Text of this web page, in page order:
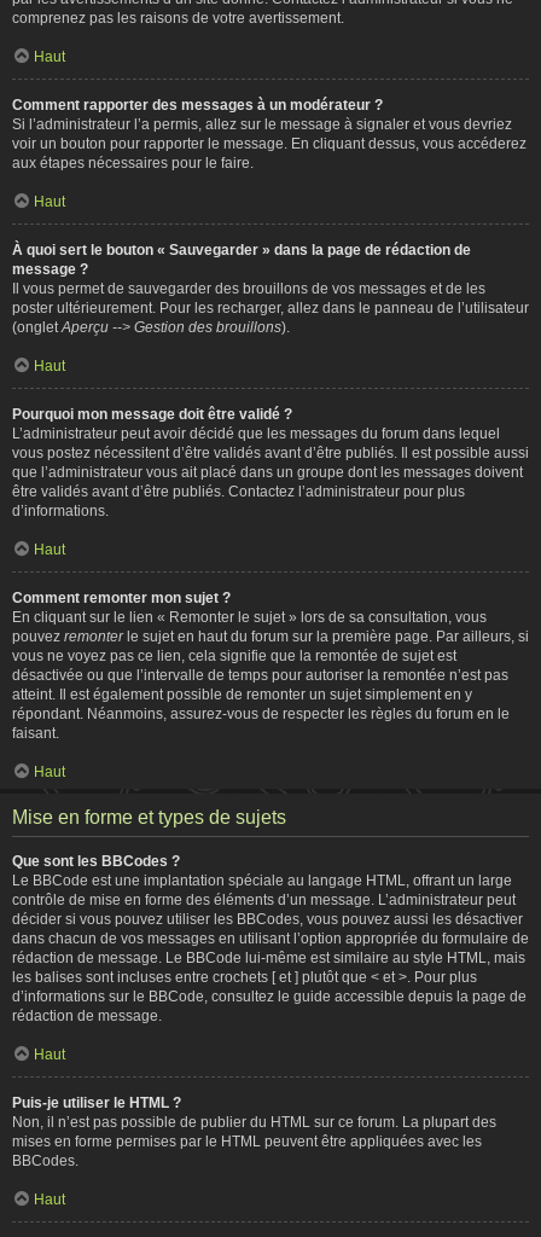
comprenez pas les raisons de votre avertissement.
Haut
Comment rapporter des messages à un modérateur ?
Si l’administrateur l’a permis, allez sur le message à signaler et vous devriez
voir un bouton pour rapporter le message. En cliquant dessus, vous accéderez
aux étapes nécessaires pour le faire.
Haut
À quoi sert le bouton « Sauvegarder » dans la page de rédaction de
message ?
Il vous permet de sauvegarder des brouillons de vos messages et de les
poster ultérieurement. Pour les recharger, allez dans le panneau de l’utilisateur
(onglet Aperçu --> Gestion des brouillons).
Haut
Pourquoi mon message doit être validé ?
L’administrateur peut avoir décidé que les messages du forum dans lequel
vous postez nécessitent d’être validés avant d’être publiés. Il est possible aussi
que l’administrateur vous ait placé dans un groupe dont les messages doivent
être validés avant d’être publiés. Contactez l’administrateur pour plus
d’informations.
Haut
Comment remonter mon sujet ?
En cliquant sur le lien « Remonter le sujet » lors de sa consultation, vous
pouvez remonterle sujet en haut du forum sur la première page. Par ailleurs, si
vous ne voyez pas ce lien, cela signifie que la remontée de sujet est
désactivée ou que l’intervalle de temps pour autoriser la remontée n’est pas
atteint. Il est également possible de remonter un sujet simplement en y
répondant. Néanmoins, assurez-vous de respecter les règles du forum en le
faisant.
Haut
Mise en forme et types de sujets
Que sont les BBCodes ?
Le BBCode est une implantation spéciale au langage HTML, offrant un large
contrôle de mise en forme des éléments d’un message. L’administrateur peut
décider si vous pouvez utiliser les BBCodes, vous pouvez aussi les désactiver
dans chacun de vos messages en utilisant l’option appropriée du formulaire de
rédaction de message. Le BBCode lui-même est similaire au style HTML, mais
les balises sont incluses entre crochets [ et ] plutôt que < et >. Pour plus
d’informations sur le BBCode, consultez le guide accessible depuis la page de
rédaction de message.
Haut
Puis-je utiliser le HTML ?
Non, il n’est pas possible de publier du HTML sur ce forum. La plupart des
mises en forme permises par le HTML peuvent être appliquées avec les
BBCodes.
Haut